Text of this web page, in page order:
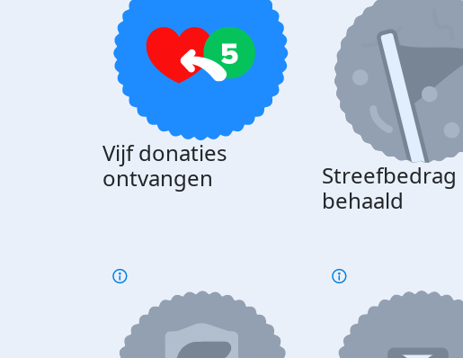
Vijf donaties
ontvangen
Streefbedrag
behaald